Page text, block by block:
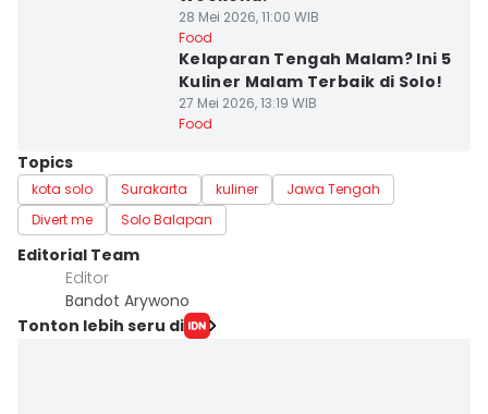
28 Mei 2026, 11:00 WIB
Food
Kelaparan Tengah Malam? Ini 5
Kuliner Malam Terbaik di Solo!
27 Mei 2026, 13:19 WIB
Food
Topics
kota solo Surakarta kuliner
Jawa Tengah
Divert me
Solo Balapan
Editorial Team
Editor
Bandot Arywono
Tonton lebih seru di